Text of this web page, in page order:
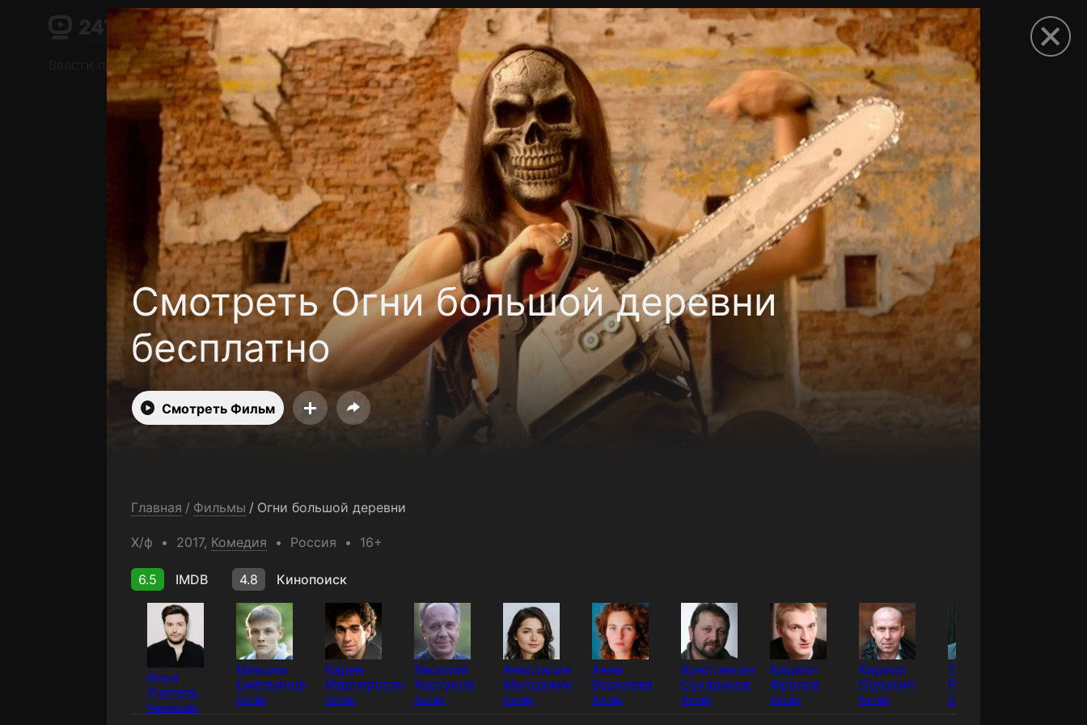
Смотреть Огни большой деревни
бесплатно
Смотреть Фильм
Главная / Фильмы / Огни большой деревни
Х/ф 2017, Комедия Россия 16+
6.5 IMDB 4.8 Кинопоиск
Илья
Учитель
Режиссёр
Максим
Емельянов
Актёр
Карен
Мартиросян
Актёр
Василий
Кортуков
Актёр
Анастасия
Мытражик
Актёр
Анна
Воркуева
Актёр
Константин
Сухарьков
Актёр
Кирилл
Фролов
Актёр
Кирилл
Полухин
Актёр
Тагир
Рахимов
Актёр
Поддержка:support@24h.tv
Пользовательское соглашение Политика конфиденциальности Для партнёров
Открыть приложение
Ввести промокод
Установить на ТВ Бесплатные каналы Контакты